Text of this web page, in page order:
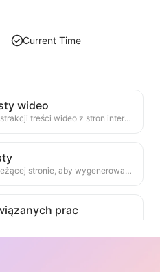
Current Time
wideo
Wydajne narzędzie do ekstrakcji treści wideo z stron internetowych, które szybko skanuje strony i porządkuje informacje o wideo w zorganizowanej tabeli Markdown.
Analizuj dane z listy na bieżącej stronie, aby wygenerować raport trendów. Identyfikuj popularne kategorie, szybko rosnące typy produktów i nowe technologie. Zapewnij natychmiastowe spostrzeżenia rynkowe, aby zrozumieć najnowsze trendy produktów i kierunki rynkowe.
prac